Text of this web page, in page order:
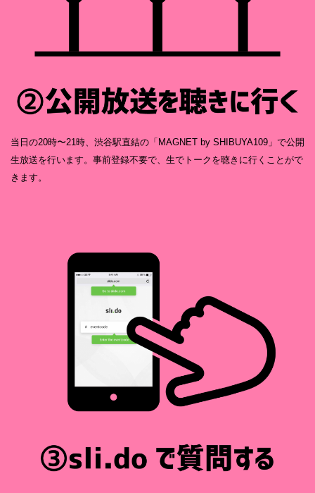
当日の20時〜21時、渋谷駅直結の「MAGNET by SHIBUYA109」で公開
生放送を行います。事前登録不要で、生でトークを聴きに行くことがで
きます。